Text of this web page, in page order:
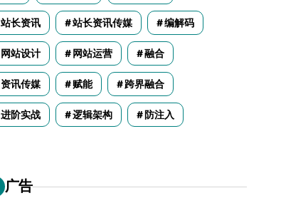
站长资讯 站长资讯传媒 编解码
网站设计 网站运营 融合
资讯传媒 赋能 跨界融合
进阶实战 逻辑架构 防注入
广告